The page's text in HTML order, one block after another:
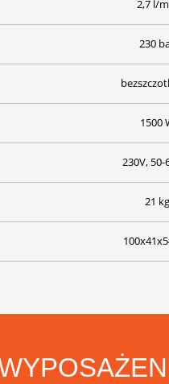
2,7 l/
230
1500
230V, 50-
21 kg